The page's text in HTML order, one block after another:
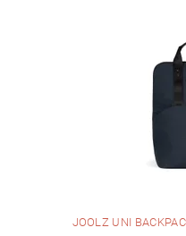
JOOLZ UNI